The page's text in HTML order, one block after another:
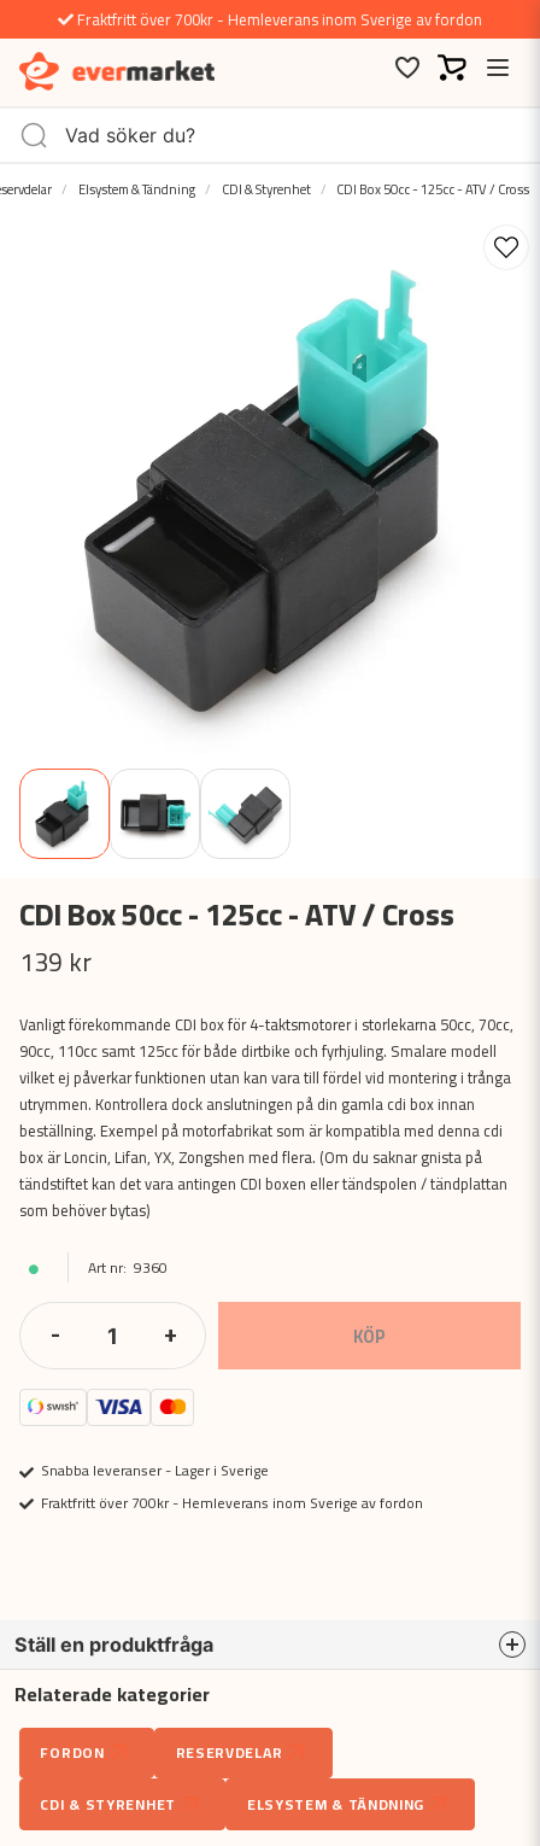
Fraktfritt över 700kr - Hemleverans inom Sverige av fordon
Elsystem & Tändning CDI & Styrenhet CDI Box 50cc - 125cc - ATV / Cross
CDI Box 50cc - 125cc - ATV / Cross
139 kr
Vanligt förekommande CDI box för 4-taktsmotorer i storlekarna 50cc, 70cc,
90cc, 110cc samt 125cc för både dirtbike och fyrhjuling. Smalare modell
vilket ej påverkar funktionen utan kan vara till fördel vid montering i trånga
utrymmen. Kontrollera dock anslutningen på din gamla cdi box innan
beställning. Exempel på motorfabrikat som är kompatibla med denna cdi
box är Loncin, Lifan, YX, Zongshen med flera. (Om du saknar gnista på
tändstiftet kan det vara antingen CDI boxen eller tändspolen / tändplattan
som behöver bytas)
9360
- + KÖP
Snabba leveranser - Lager i Sverige
Fraktfritt över 700kr - Hemleverans inom Sverige av fordon
Ställ en produktfråga
question
Fråga oss något om denna produkten...
name
Namn
Relaterade kategorier
FORDON
RESERVDELAR
CDI & STYRENHET
ELSYSTEM & TÄNDNING